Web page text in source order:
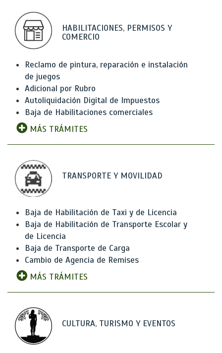
HABILITACIONES, PERMISOS Y
COMERCIO
Reclamo de pintura, reparación e instalación
de juegos
Adicional por Rubro
Autoliquidación Digital de Impuestos
Baja de Habilitaciones comerciales
MÁS TRÁMITES
TRANSPORTE Y MOVILIDAD
Baja de Habilitación de Taxi y de Licencia
Baja de Habilitación de Transporte Escolar y
de Licencia
Baja de Transporte de Carga
Cambio de Agencia de Remises
MÁS TRÁMITES
CULTURA, TURISMO Y EVENTOS